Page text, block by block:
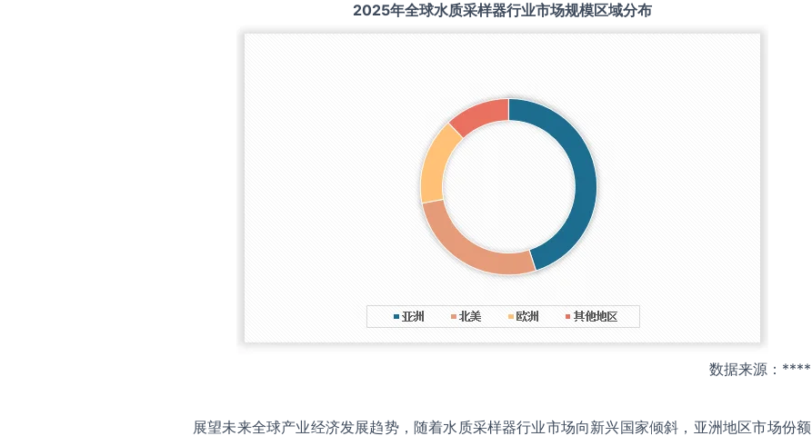
2025年全球水质采样器行业市场规模区域分布
数据来源：****
展望未来全球产业经济发展趋势，随着水质采样器行业市场向新兴国家倾斜，亚洲地区市场份额